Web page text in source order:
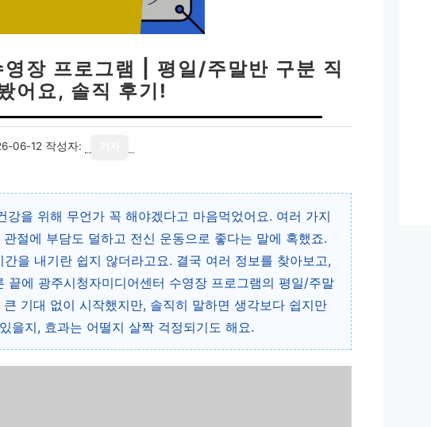
장 프로그램 | 평일/주말반 구분 직
어요, 솔직 후기!
06-12 작성자:
을 위해 무언가 꼭 해야겠다고 마음먹었어요. 여러 가지
절에 부담도 덜하고 전신 운동으로 좋다는 말에 혹했죠.
을 내기란 쉽지 않더라고요. 결국 여러 정보를 찾아보고,
끝에 광주시청자미디어센터 수영장 프로그램의 평일/주말
기대 없이 시작했지만, 솔직히 말하면 생각보다 쉽지만
을지, 효과는 어떨지 살짝 걱정되기도 해요.